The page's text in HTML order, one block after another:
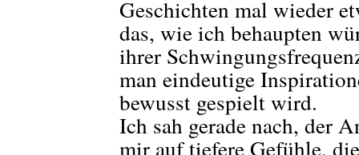
Geschichten mal wieder
das, wie ich behaupten
ihrer
man eindeutige
bewusst gespielt wird.
Ich sah gerade nach, der
mir auf tiefere Gefühle,